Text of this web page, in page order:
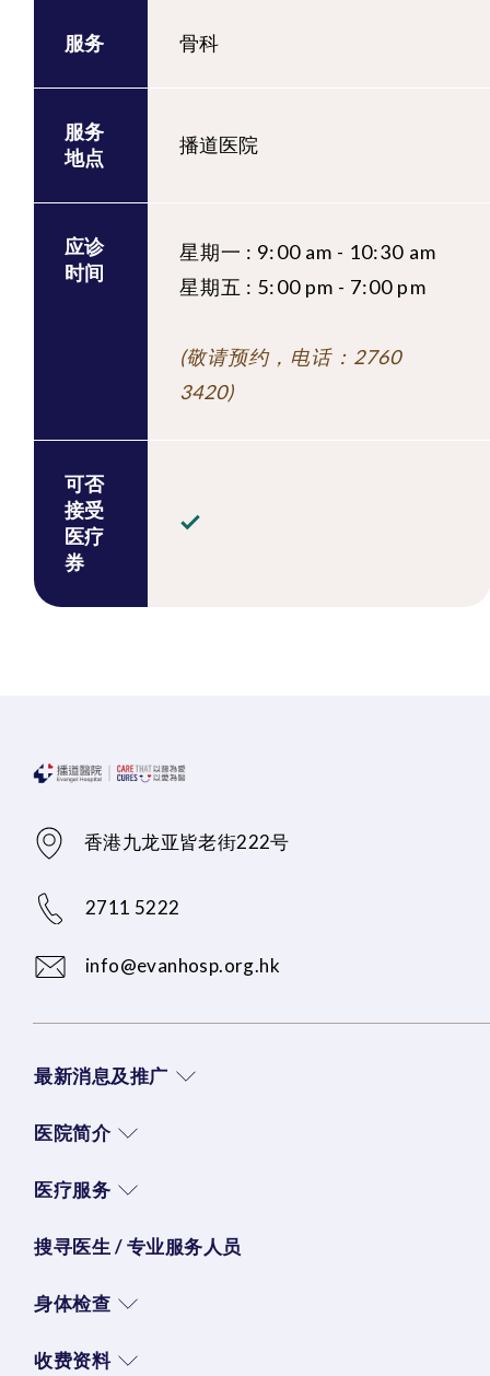
服务 骨科
服务
地点
播道医院
应诊
时间
星期一 : 9:00 am - 10:30 am
星期五 : 5:00 pm - 7:00 pm
(敬请预约，电话：2760
3420)
可否
接受
医疗
券
香港九龙亚皆老街222号
2711 5222
info@evanhosp.org.hk
最新消息及推广
医院简介
医疗服务
搜寻医生 / 专业服务人员
身体检查
收费资料